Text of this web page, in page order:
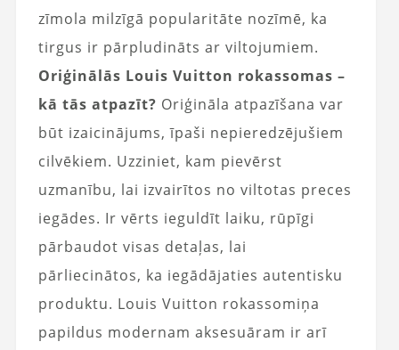
zīmola milzīgā popularitāte nozīmē, ka
tirgus ir pārpludināts ar viltojumiem.
Oriģinālās Louis Vuitton rokassomas –
kā tās atpazīt? Oriģināla atpazīšana var
būt izaicinājums, īpaši nepieredzējušiem
cilvēkiem. Uzziniet, kam pievērst
uzmanību, lai izvairītos no viltotas preces
iegādes. Ir vērts ieguldīt laiku, rūpīgi
pārbaudot visas detaļas, lai
pārliecinātos, ka iegādājaties autentisku
produktu. Louis Vuitton rokassomiņa
papildus modernam aksesuāram ir arī